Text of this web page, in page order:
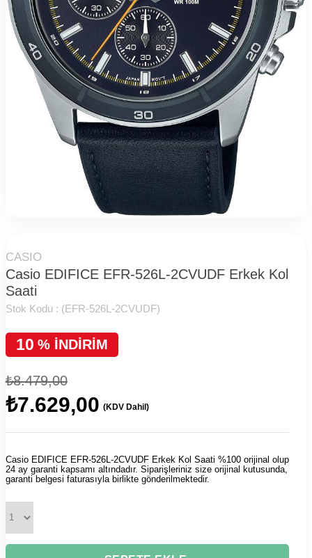
CASIO
Casio EDIFICE EFR-526L-2CVUDF Erkek Kol
Saati
Stok Kodu : (EFR-526L-2CVUDF)
%
10 İNDIRIM
₺8.479,00
₺7.629,00 (KDV Dahil)
Casio EDIFICE EFR-526L-2CVUDF Erkek Kol Saati %100 orijinal olup
24 ay garanti kapsamı altındadır. Siparişleriniz size orijinal kutusunda,
garanti belgesi faturasıyla birlikte gönderilmektedir.